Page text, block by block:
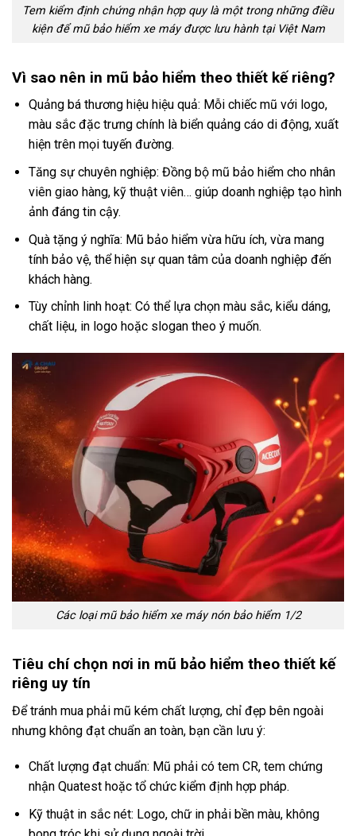
Tem kiểm định chứng nhận hợp quy là một trong những điều
kiện để mũ bảo hiểm xe máy được lưu hành tại Việt Nam
Vì sao nên in mũ bảo hiểm theo thiết kế riêng?
Quảng bá thương hiệu hiệu quả: Mỗi chiếc mũ với logo,
màu sắc đặc trưng chính là biển quảng cáo di động, xuất
hiện trên mọi tuyến đường.
Tăng sự chuyên nghiệp: Đồng bộ mũ bảo hiểm cho nhân
viên giao hàng, kỹ thuật viên… giúp doanh nghiệp tạo hình
ảnh đáng tin cậy.
Quà tặng ý nghĩa: Mũ bảo hiểm vừa hữu ích, vừa mang
tính bảo vệ, thể hiện sự quan tâm của doanh nghiệp đến
khách hàng.
Tùy chỉnh linh hoạt: Có thể lựa chọn màu sắc, kiểu dáng,
chất liệu, in logo hoặc slogan theo ý muốn.
Các loại mũ bảo hiểm xe máy nón bảo hiểm 1/2
Tiêu chí chọn nơi in mũ bảo hiểm theo thiết kế
riêng uy tín
Để tránh mua phải mũ kém chất lượng, chỉ đẹp bên ngoài
nhưng không đạt chuẩn an toàn, bạn cần lưu ý:
Chất lượng đạt chuẩn: Mũ phải có tem CR, tem chứng
nhận Quatest hoặc tổ chức kiểm định hợp pháp.
Kỹ thuật in sắc nét: Logo, chữ in phải bền màu, không